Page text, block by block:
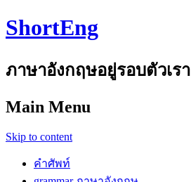
ShortEng
ภาษาอังกฤษอยู่รอบตัวเรา
Main Menu
Skip to content
คำศัพท์